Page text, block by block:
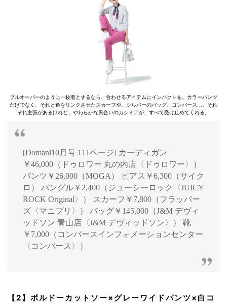
プルオーバーのように一枚着とするなら、合わせるアイテムにインパクトを。カラーパンツ
だけでなく、それと色をリンクさせたスカーフや、シルバーのバッグ、コンバース…。それ
ぞれ主張があるけれど、やわらかな風合いのカシミアが、すべて受け止めてくれる。
[Domani10月号 111ページ] カーディガン
￥46,000（ドゥロワー 丸の内店〈ドゥロワー〉）
パンツ￥26,000（MOGA） ピアス￥6,300（サイク
ロ） バングル￥2,400（ジューシーロック〈JUICY
ROCK Original〉） スカーフ￥7,800（フラッパー
ズ〈マニプリ〉） バッグ￥145,000（J&M デヴィ
ッドソン 青山店〈J&M デヴィッドソン〉） 靴
￥7,000（コンバースインフォメーションセンター
〈コンバース〉）
【2】ボルドーカットソー×グレーワイドパンツ×白コ